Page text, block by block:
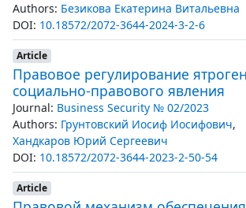
Authors: Безикова Екатерина Витальевна
DOI: 10.18572/2072-3644-2024-3-2-6
Article
Правовое регулирование
социально-правового явления
Journal: Business Security № 02/2023
Authors: Грунтовский Иосиф Иосифович,
Хандкаров Юрий Сергеевич
DOI: 10.18572/2072-3644-2023-2-50-54
Article